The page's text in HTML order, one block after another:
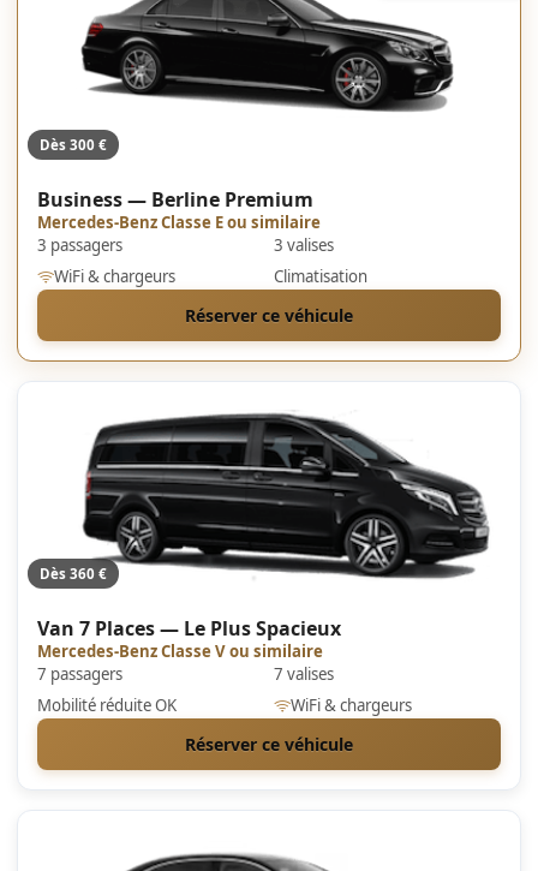
Dès 300 €
Business — Berline Premium
Mercedes-Benz Classe E ou similaire
3 passagers
3 valises
WiFi & chargeurs
Climatisation
Réserver ce véhicule
Dès 360 €
Van 7 Places — Le Plus Spacieux
Mercedes-Benz Classe V ou similaire
7 passagers
7 valises
Mobilité réduite OK
WiFi & chargeurs
Réserver ce véhicule